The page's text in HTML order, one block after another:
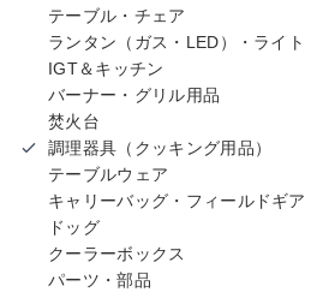
テーブル・チェア
ランタン（ガス・LED）・ライト
IGT＆キッチン
バーナー・グリル用品
焚火台
調理器具（クッキング用品）
テーブルウェア
キャリーバッグ・フィールドギア
ドッグ
クーラーボックス
パーツ・部品